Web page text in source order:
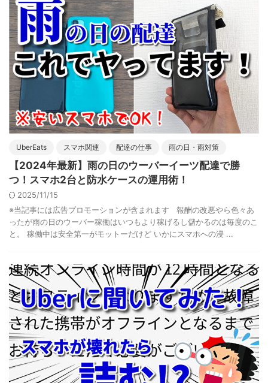
UberEats スマホ関連 配達の仕事 雨の日・雨対策
【2024年最新】雨の日のウーバーイーツ配達で勝
つ！スマホ2台と防水ケースの運用術！
2025/11/15
※当記事には広告プロモーションが含まれます 報酬の改悪やら色々あ
ったが雨の日のウーバー稼働はいつもより稼げるし儲かるのは毎度のこ
と。 稼働中は安全第一がモットーだけど いかにスマホへの浸 ...